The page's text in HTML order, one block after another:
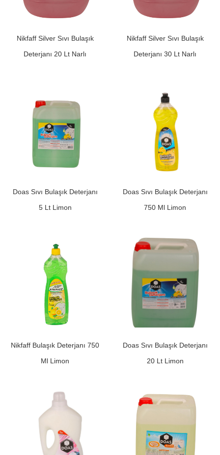
Nikfaff Silver Sıvı Bulaşık
Deterjanı 20 Lt Narlı
Nikfaff Silver Sıvı Bulaşık
Deterjanı 30 Lt Narlı
Doas Sıvı Bulaşık Deterjanı
5 Lt Limon
Doas Sıvı Bulaşık Deterjanı
750 Ml Limon
Nikfaff Bulaşık Deterjanı 750
Ml Limon
Doas Sıvı Bulaşık Deterjanı
20 Lt Limon